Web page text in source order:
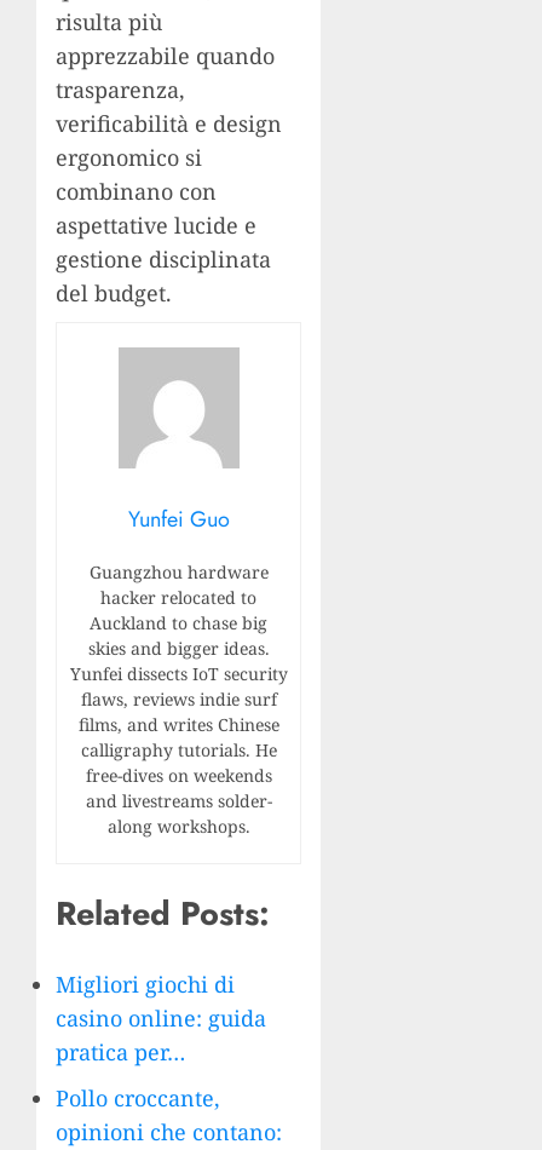
risulta più
apprezzabile quando
trasparenza,
verificabilità e design
ergonomico si
combinano con
aspettative lucide e
gestione disciplinata
del budget.
Yunfei Guo
Guangzhou hardware
hacker relocated to
Auckland to chase big
skies and bigger ideas.
Yunfei dissects IoT security
flaws, reviews indie surf
films, and writes Chinese
calligraphy tutorials. He
free-dives on weekends
and livestreams solder-
along workshops.
Related Posts:
Migliori giochi di
casino online: guida
pratica per…
Pollo croccante,
opinioni che contano: